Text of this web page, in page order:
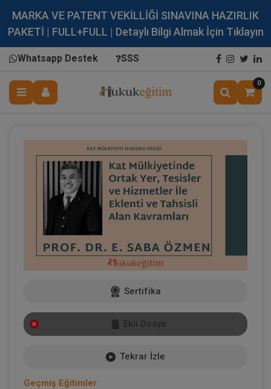
MARKA VE PATENT VEKİLLİĞİ SINAVINA HAZIRLIK
PAKETİ | FULL+FULL | Detaylı Bilgi Almak İçin Tıklayın
Whatsapp Destek SSS
0
Sertifika
Ekli Dosya
Tekrar İzle
Geçmiş Eğitimler